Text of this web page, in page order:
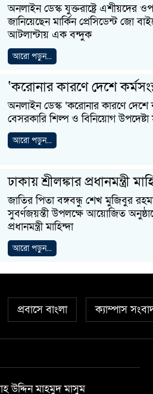
অনলাইন ডেস্ক যুক্তরাষ্ট্রে এশীয়দের
জানিয়েছেন মার্কিন প্রেসিডেন্ট জো
আটলান্টায় এক বন্দুক
আরো পড়ুন...
‘করোনার কারণে দেশে
অনলাইন ডেস্ক ‘করোনার কারণে দেশে
বেসরকারি শিল্প ও বিনিয়োগ
আরো পড়ুন...
ঢাকায় শ্রীলঙ্কার প্রধানমন্ত্রী
জাতির পিতা বঙ্গবন্ধু শেখ মুজিবুর
সুবর্ণজয়ন্তী উপলক্ষে আয়োজিত
প্রধানমন্ত্রী মাহিন্দা
আরো পড়ুন...
প্রবাসে বাংলা ক্যাম্পাস
উদ্দিন মাহমুদ মাসুম